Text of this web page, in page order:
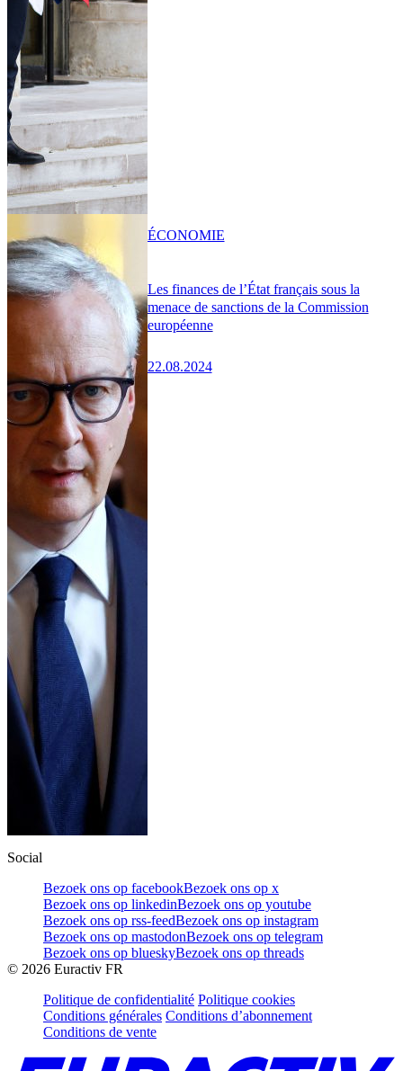
Les finances de l’État français sous la
menace de sanctions de la Commission
européenne
22.08.2024
ÉCONOMIE
Social
Bezoek ons op facebookBezoek ons op x
Bezoek ons op linkedinBezoek ons op youtube
Bezoek ons op rss-feedBezoek ons op instagram
Bezoek ons op mastodonBezoek ons op telegram
Bezoek ons op blueskyBezoek ons op threads
© 2026 Euractiv FR
Politique de confidentialité Politique cookies
Conditions générales Conditions d’abonnement
Conditions de vente